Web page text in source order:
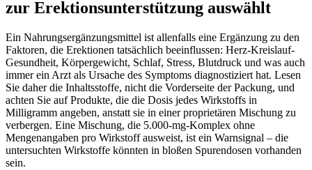
zur Erektionsunterstützung auswählt
Ein Nahrungsergänzungsmittel ist allenfalls eine Ergänzung zu den
Faktoren, die Erektionen tatsächlich beeinflussen: Herz-Kreislauf-
Gesundheit, Körpergewicht, Schlaf, Stress, Blutdruck und was auch
immer ein Arzt als Ursache des Symptoms diagnostiziert hat. Lesen
Sie daher die Inhaltsstoffe, nicht die Vorderseite der Packung, und
achten Sie auf Produkte, die die Dosis jedes Wirkstoffs in
Milligramm angeben, anstatt sie in einer proprietären Mischung zu
verbergen. Eine Mischung, die 5.000-mg-Komplex ohne
Mengenangaben pro Wirkstoff ausweist, ist ein Warnsignal – die
untersuchten Wirkstoffe könnten in bloßen Spurendosen vorhanden
sein.